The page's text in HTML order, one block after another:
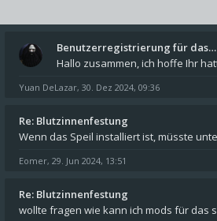
Benutzerregistrierung für das…
Yuan DeLazar, 30. Dez 2024, 09:36
Re: Blutzinnenfestung
Eomer, 29. Jun 2024, 13:51
Re: Blutzinnenfestung